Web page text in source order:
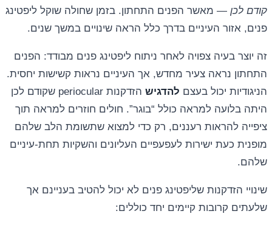
קודם לכן — מאשר הפנים התחתון. בזמן שחולה שוקל ליפטינג
פנים, אזור העיניים בדרך כלל הראה שינויים במשך שנים.
זה יוצר בעיה צפויה לאחר ניתוח ליפטינג פנים מבודד: הפנים
התחתון נראה צעיר מחדש, אך העיניים נראות קשישות יחסית.
הניגודיות יכול בעצם להדגיש
הזדקנות periocular שקודם לכן
היתה בלועה למראה כולל “בוגר”. חולים חוזרים למראה תוך
ציפייה להראות רעננים, רק כדי למצוא שתשומת הלב שלהם
מופנית כעת ישירות לעפעפיים העליונים והשקיות תחת-עיניים
שלהם.
שינויי הזדקנות שליפטינג פנים לא יכול להטיב בעניינם אך
שלעתים קרובות קיימים יחד כוללים: